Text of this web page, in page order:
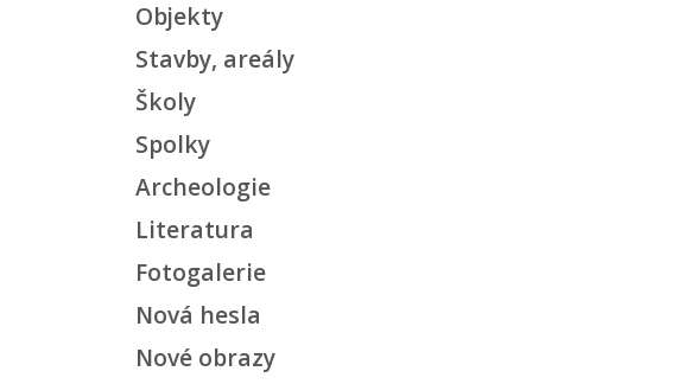
Objekty
Stavby, areály
Školy
Spolky
Archeologie
Literatura
Fotogalerie
Nová hesla
Nové obrazy